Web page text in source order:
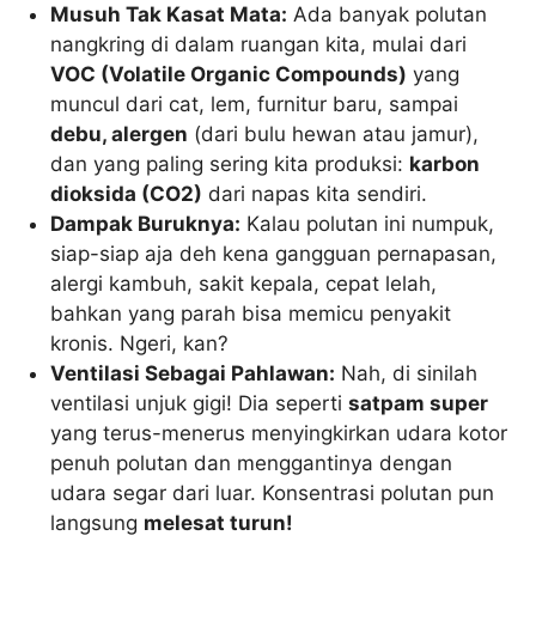
Musuh Tak Kasat Mata: Ada banyak polutan
nangkring di dalam ruangan kita, mulai dari
VOC (Volatile Organic Compounds) yang
muncul dari cat, lem, furnitur baru, sampai
debu, alergen (dari bulu hewan atau jamur),
dan yang paling sering kita produksi: karbon
dioksida (CO2) dari napas kita sendiri.
Dampak Buruknya: Kalau polutan ini numpuk,
siap-siap aja deh kena gangguan pernapasan,
alergi kambuh, sakit kepala, cepat lelah,
bahkan yang parah bisa memicu penyakit
kronis. Ngeri, kan?
Ventilasi Sebagai Pahlawan: Nah, di sinilah
ventilasi unjuk gigi! Dia sepertisatpam super
yang terus-menerus menyingkirkan udara kotor
penuh polutan dan menggantinya dengan
udara segar dari luar. Konsentrasi polutan pun
langsung melesat turun!